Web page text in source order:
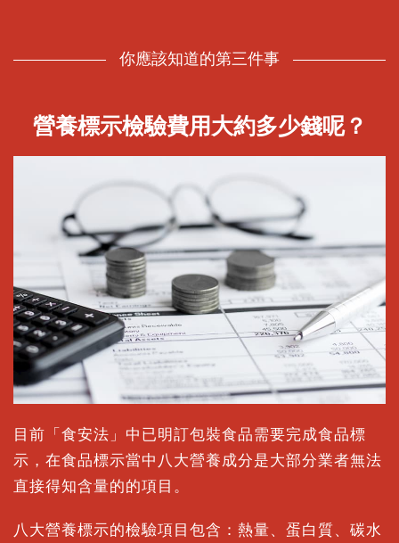
你應該知道的第三件事
營養標示檢驗費用大約多少錢呢？
目前「食安法」中已明訂包裝食品需要完成食品標
示，在食品標示當中八大營養成分是大部分業者無法
直接得知含量的的項目。
八大營養標示的檢驗項目包含：熱量、蛋白質、碳水